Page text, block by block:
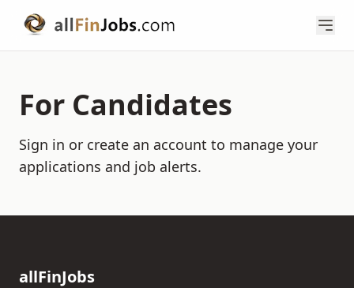
For Candidates
Sign in or create an account to manage your
applications and job alerts.
allFinJobs